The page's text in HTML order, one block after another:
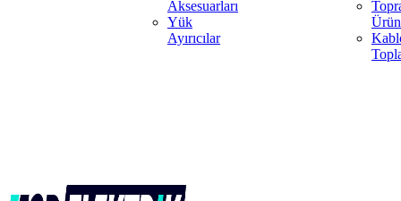
Aksesuarları
Yük
Ayırıcılar